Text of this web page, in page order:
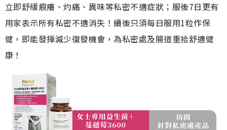
立即舒緩痕癢、灼痛、異味等私密不適症狀；服後7日更有
用家表示所有私密不適消失！續後只須每日服用1粒作保
健，即能發揮減少復發機會，為私密處及腸道重拾舒適健
康！